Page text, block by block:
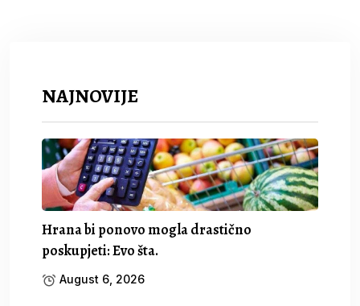
NAJNOVIJE
Hrana bi ponovo mogla drastično
poskupjeti: Evo šta.
August 6, 2026